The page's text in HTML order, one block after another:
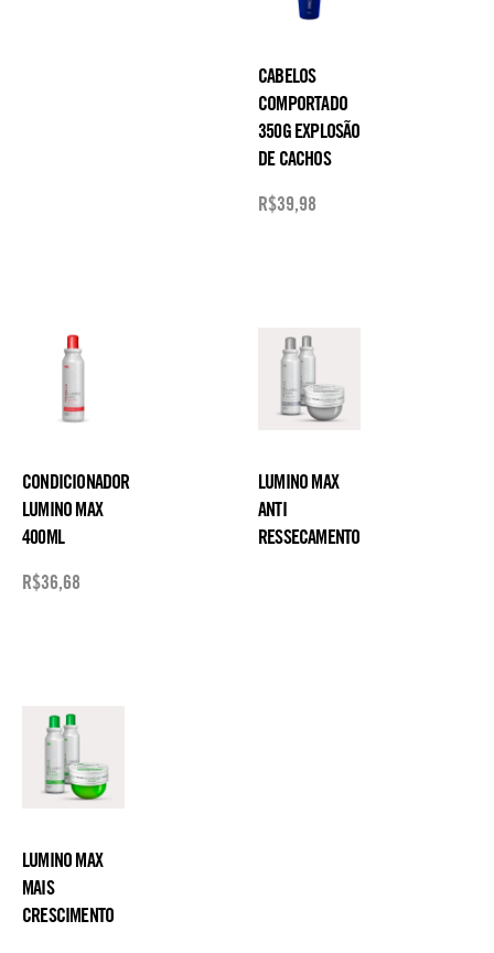
CABELOS
COMPORTADO
350G EXPLOSÃO
DE CACHOS
R$39,98
CONDICIONADOR
LUMINO MAX
400ML
R$36,68
LUMINO MAX
ANTI
RESSECAMENTO
LUMINO MAX
MAIS
CRESCIMENTO